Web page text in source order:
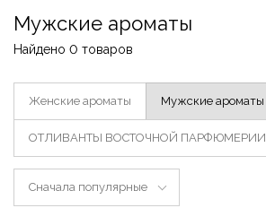
Мужские ароматы
Найдено 0 товаров
Женские ароматы Мужские ароматы
ОТЛИВАНТЫ ВОСТОЧНОЙ ПАРФЮМЕРИИ
Сначала популярные